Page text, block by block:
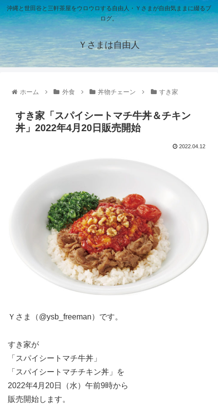
沖縄と世田谷と三軒茶屋をウロウロする自由人・Ｙさまが自由気ままに綴るブ
ログ。
Ｙさまは自由人
ホーム 外食 丼物チェーン すき家
すき家「スパイシートマチ牛丼＆チキン
丼」2022年4月20日販売開始
2022.04.12
Ｙさま（@ysb_freeman）です。
すき家が
「スパイシートマチ牛丼」
「スパイシートマチチキン丼」を
2022年4月20日（水）午前9時から
販売開始します。